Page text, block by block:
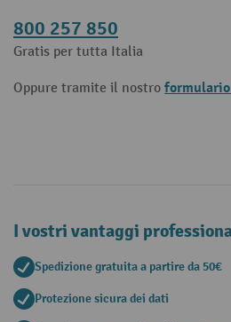
800 257 850
Gratis per tutta Italia
Oppure tramite il nostro
I vostri vantaggi
Spedizione gratuita a partire da 50€
Protezione sicura dei dati